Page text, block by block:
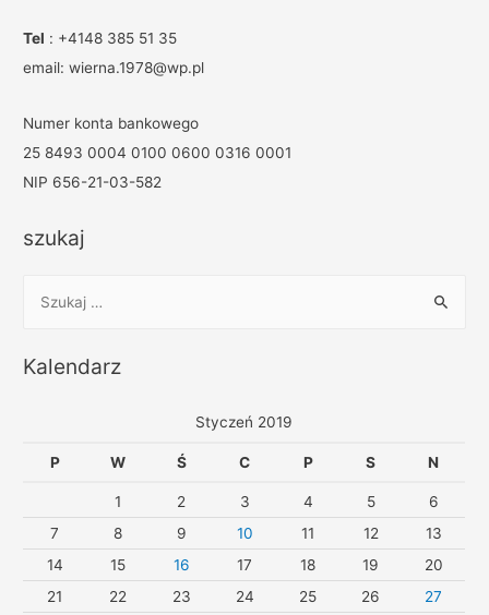
Tel : +4148 385 51 35
email: wierna.1978@wp.pl
Numer konta bankowego
25 8493 0004 0100 0600 0316 0001
NIP 656-21-03-582
szukaj
Kalendarz
Styczeń 2019
P W Ś C P S N
1 2 3 4 5
6
7
8 9 10 11 12
13
14
15 16 17 18 19
20
21
22 23 24 25 26
27